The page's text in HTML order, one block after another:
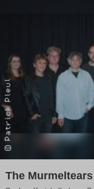
The Murmeltears